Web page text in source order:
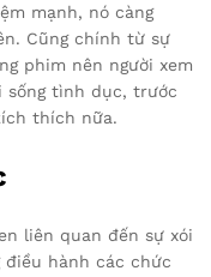
mạnh, nó càng
Cũng chính từ sự
phim nên người xem
sống tình dục, trước
thích nữa.
liên quan đến sự xói
hành các chức